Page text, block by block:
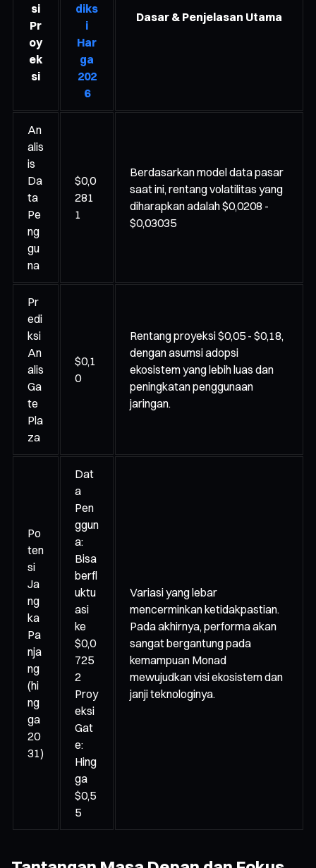
si
Pr
oy
ek
si
diks
i
Har
ga
202
6
Dasar & Penjelasan Utama
An
alis
is
Da
ta
Pe
ng
gu
na
$0,0
281
1
Berdasarkan model data pasar
saat ini, rentang volatilitas yang
diharapkan adalah $0,0208 -
$0,03035
Pr
edi
ksi
An
alis
Ga
te
Pla
za
$0,1
0
Rentang proyeksi $0,05 - $0,18,
dengan asumsi adopsi
ekosistem yang lebih luas dan
peningkatan penggunaan
jaringan.
Po
ten
si
Ja
ng
ka
Pa
nja
ng
(hi
ng
ga
20
31)
Dat
a
Pen
ggun
a:
Bisa
berfl
uktu
asi
ke
$0,0
725
2
Proy
eksi
Gat
e:
Hing
ga
$0,5
5
Variasi yang lebar
mencerminkan ketidakpastian.
Pada akhirnya, performa akan
sangat bergantung pada
kemampuan Monad
mewujudkan visi ekosistem dan
janji teknologinya.